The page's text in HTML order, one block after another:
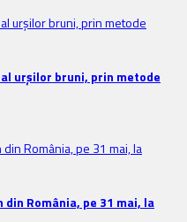
urșilor bruni, prin metode
România, pe 31 mai, la